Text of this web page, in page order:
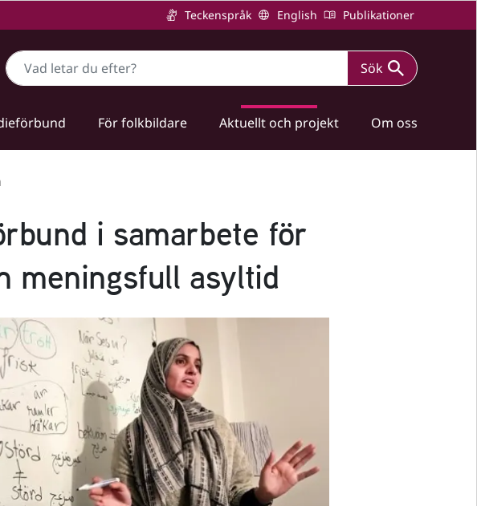
Teckenspråk English Publikationer
Sök Sök
För folkbildare Aktuellt och projekt Om oss
i samarbete för
meningsfull asyltid